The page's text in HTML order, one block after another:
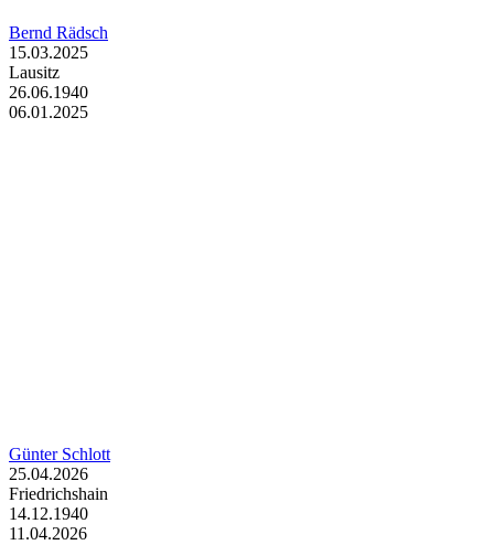
Bernd Rädsch
15.03.2025
Lausitz
26.06.1940
06.01.2025
Günter Schlott
25.04.2026
Friedrichshain
14.12.1940
11.04.2026